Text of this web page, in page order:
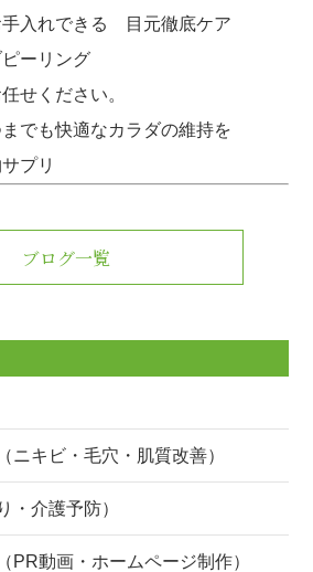
手入れできる 目元徹底ケア
ピーリング
せください。
でも快適なカラダの維持を
プリ
ブログ一覧
ニキビ・毛穴・肌質改善）
・介護予防）
PR動画・ホームページ制作）